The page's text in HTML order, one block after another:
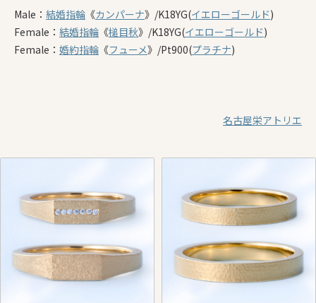
Male： 結婚指輪 《カンパーナ》/K18YG(イエローゴールド)
Female： 結婚指輪 《槌目秋》/K18YG(イエローゴールド)
Female： 婚約指輪 《フューメ》/Pt900(プラチナ)
名古屋栄アトリエ